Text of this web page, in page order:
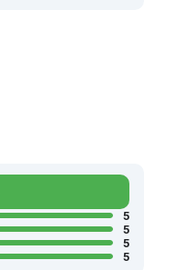
5
5
5
5